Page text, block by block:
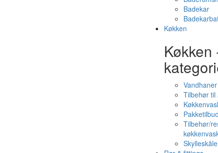
Badekar
Køkken
Køkken
Vandhaner
Tilbehør
Tilbehør/